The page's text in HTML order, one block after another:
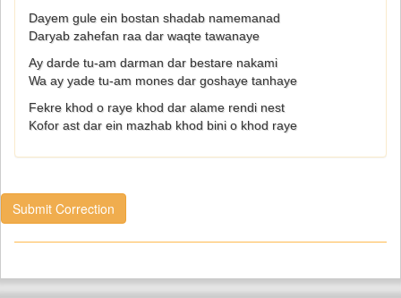
Dayem gule ein bostan shadab namemanad
Daryab zahefan raa dar waqte tawanaye
Ay darde tu-am darman dar bestare nakami
Wa ay yade tu-am mones dar goshaye tanhaye
Fekre khod o raye khod dar alame rendi nest
Kofor ast dar ein mazhab khod bini o khod raye
Submit Correction